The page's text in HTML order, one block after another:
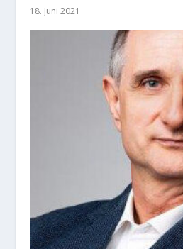
18. Juni 2021